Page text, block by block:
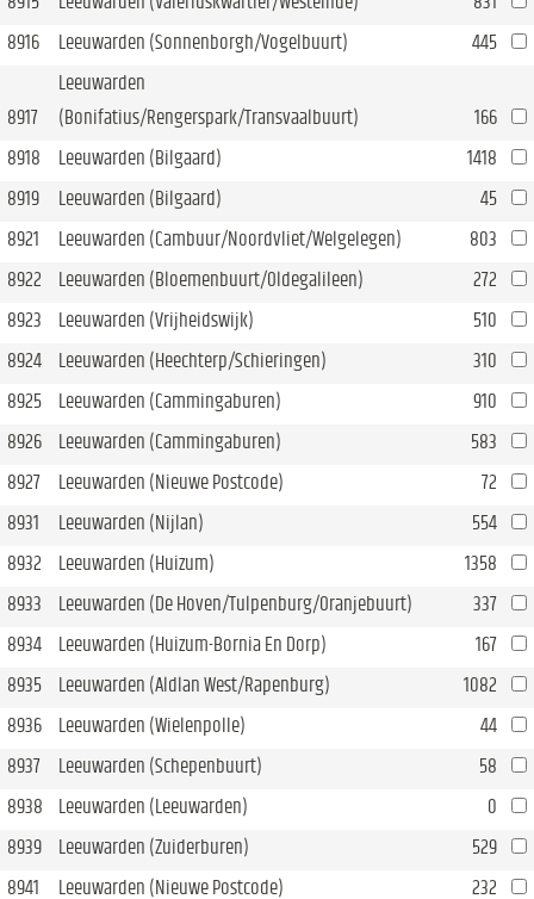
8916
Leeuwarden (Sonnenborgh/Vogelbuurt) 445
8917
Leeuwarden
(Bonifatius/Rengerspark/Transvaalbuurt)
166
8918
Leeuwarden (Bilgaard)
1418
8919
Leeuwarden (Bilgaard)
45
8921
Leeuwarden (Cambuur/Noordvliet/Welgelegen)
803
8922
Leeuwarden (Bloemenbuurt/Oldegalileen)
272
8923
Leeuwarden (Vrijheidswijk)
510
8924
Leeuwarden (Heechterp/Schieringen)
310
8925
Leeuwarden (Cammingaburen)
910
8926
Leeuwarden (Cammingaburen)
583
8927
Leeuwarden (Nieuwe Postcode)
72
8931
Leeuwarden (Nijlan)
554
8932
Leeuwarden (Huizum)
1358
8933
Leeuwarden (De Hoven/Tulpenburg/Oranjebuurt)
337
8934
Leeuwarden (Huizum-Bornia En Dorp)
167
8935
Leeuwarden (Aldlan West/Rapenburg)
1082
8936
Leeuwarden (Wielenpolle)
44
8937
Leeuwarden (Schepenbuurt)
58
8938
Leeuwarden (Leeuwarden)
0
8939
Leeuwarden (Zuiderburen)
529
8941
Leeuwarden (Nieuwe Postcode)
232